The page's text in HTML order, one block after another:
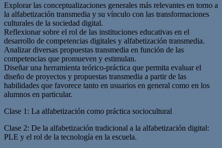
Explorar las conceptualizaciones generales más relevantes en torno a
la alfabetización transmedia y su vínculo con las transformaciones
culturales de la sociedad digital.
Reflexionar sobre el rol de las instituciones educativas en el
desarrollo de competencias digitales y alfabetización transmedia.
Analizar diversas propuestas transmedia en función de las
competencias que promueven y estimulan.
Diseñar una herramienta teórico-práctica que permita evaluar el
diseño de proyectos y propuestas transmedia a partir de las
habilidades que favorece tanto en usuarios en general como en los
alumnos en particular.
Clase 1: La alfabetización como práctica sociocultural
Clase 2: De la alfabetización tradicional a la alfabetización digital:
PLE y el rol de la tecnología en la escuela.